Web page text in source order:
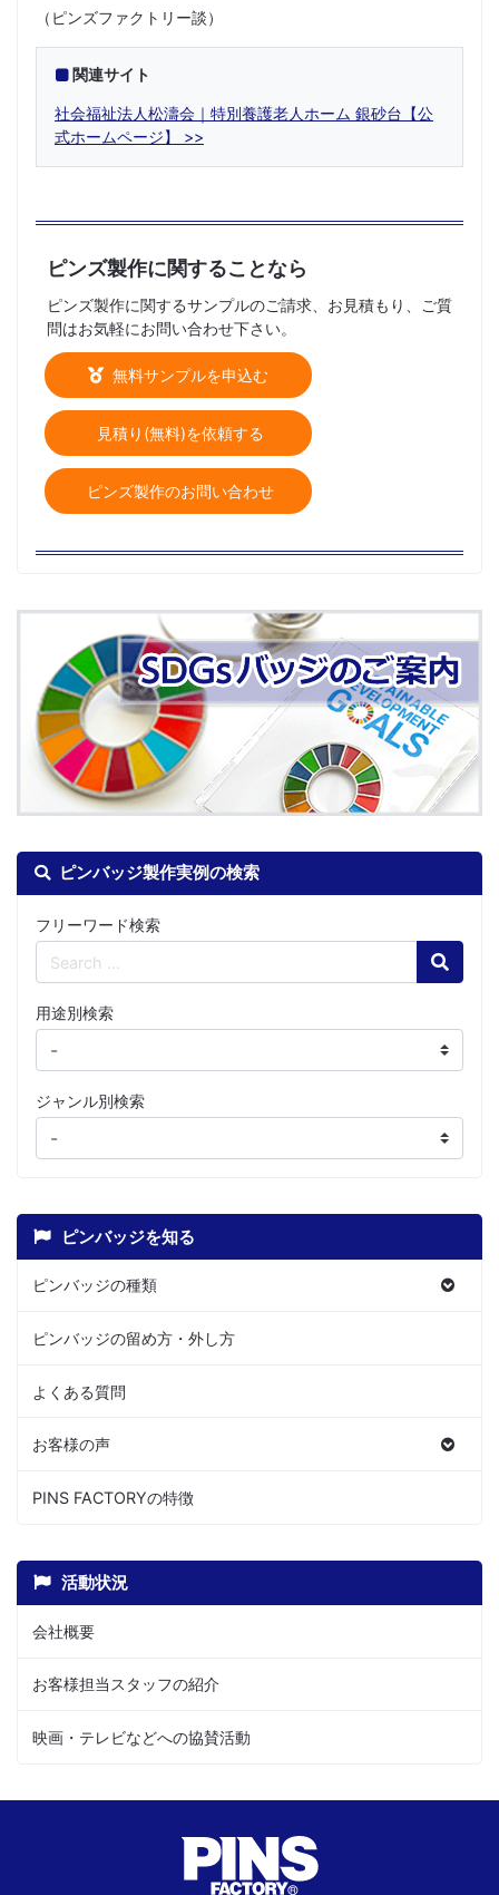
ピンバッジ製作実例の検索
フリーワード検索
Search
用途別検索
ジャンル別検索
ピンバッジを知る
ピンバッジの種類
ピンバッジの留め方・外し方
よくある質問
お客様の声
PINS FACTORYの特徴
活動状況
会社概要
お客様担当スタッフの紹介
映画・テレビなどへの協賛活動
（ピンズファクトリー談）
関連サイト
社会福祉法人松濤会｜特別養護老人ホーム 銀砂台【公
式ホームページ】
ピンズ製作に関することなら
ピンズ製作に関するサンプルのご請求、お見積もり、ご質
問はお気軽にお問い合わせ下さい。
無料サンプルを申込む
見積り(無料)を依頼する
ピンズ製作のお問い合わせ